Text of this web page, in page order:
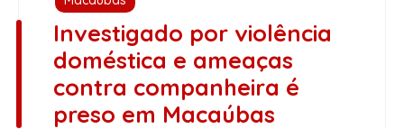
Investigado por violência
doméstica e ameaças
contra companheira é
preso em Macaúbas